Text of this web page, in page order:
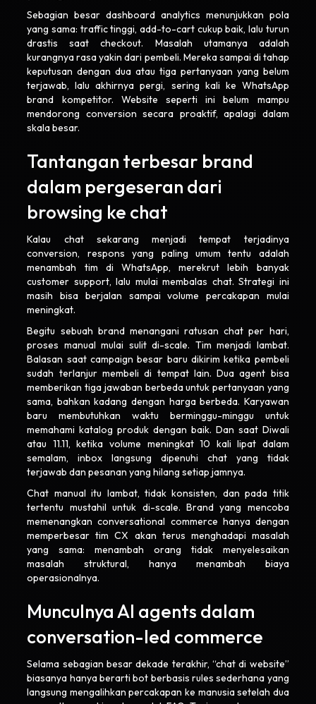
Sebagian besar dashboard analytics menunjukkan pola
yang sama: traffic tinggi, add-to-cart cukup baik, lalu turun
drastis saat checkout. Masalah utamanya adalah
kurangnya rasa yakin dari pembeli. Mereka sampai di tahap
keputusan dengan dua atau tiga pertanyaan yang belum
terjawab, lalu akhirnya pergi, sering kali ke WhatsApp
brand kompetitor. Website seperti ini belum mampu
mendorong conversion secara proaktif, apalagi dalam
skala besar.
Tantangan terbesar brand
dalam pergeseran dari
browsing ke chat
Kalau chat sekarang menjadi tempat terjadinya
conversion, respons yang paling umum tentu adalah
menambah tim di WhatsApp, merekrut lebih banyak
customer support, lalu mulai membalas chat. Strategi ini
masih bisa berjalan sampai volume percakapan mulai
meningkat.
Begitu sebuah brand menangani ratusan chat per hari,
proses manual mulai sulit di-scale. Tim menjadi lambat.
Balasan saat campaign besar baru dikirim ketika pembeli
sudah terlanjur membeli di tempat lain. Dua agent bisa
memberikan tiga jawaban berbeda untuk pertanyaan yang
sama, bahkan kadang dengan harga berbeda. Karyawan
baru membutuhkan waktu berminggu-minggu untuk
memahami katalog produk dengan baik. Dan saat Diwali
atau 11.11, ketika volume meningkat 10 kali lipat dalam
semalam, inbox langsung dipenuhi chat yang tidak
terjawab dan pesanan yang hilang setiap jamnya.
Chat manual itu lambat, tidak konsisten, dan pada titik
tertentu mustahil untuk di-scale. Brand yang mencoba
memenangkan conversational commerce hanya dengan
memperbesar tim CX akan terus menghadapi masalah
yang sama: menambah orang tidak menyelesaikan
masalah struktural, hanya menambah biaya
operasionalnya.
Munculnya AI agents dalam
conversation-led commerce
Selama sebagian besar dekade terakhir, “chat di website”
biasanya hanya berarti bot berbasis rules sederhana yang
langsung mengalihkan percakapan ke manusia setelah dua